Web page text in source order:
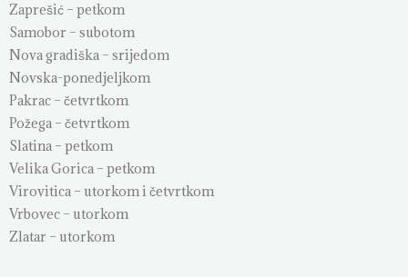
Zaprešić – petkom
Samobor – subotom
Nova gradiška – srijedom
Novska-ponedjeljkom
Pakrac – četvrtkom
Požega – četvrtkom
Slatina – petkom
Velika Gorica – petkom
Virovitica – utorkom i četvrtkom
Vrbovec – utorkom
Zlatar – utorkom